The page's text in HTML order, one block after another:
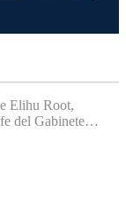
Elihu Root,
del Gabinete…